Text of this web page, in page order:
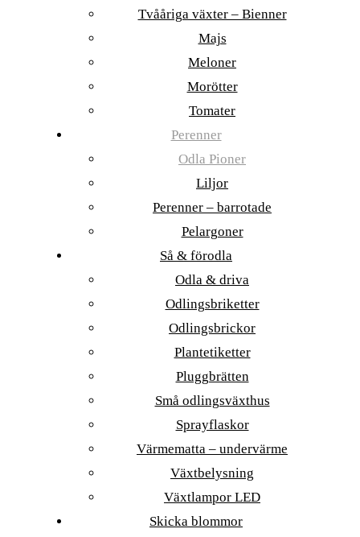
Tvååriga växter – Bienner
Majs
Meloner
Morötter
Tomater
Perenner
Odla Pioner
Liljor
Perenner – barrotade
Pelargoner
Så & förodla
Odla & driva
Odlingsbriketter
Odlingsbrickor
Plantetiketter
Pluggbrätten
Små odlingsväxthus
Sprayflaskor
Värmematta – undervärme
Växtbelysning
Växtlampor LED
Skicka blommor